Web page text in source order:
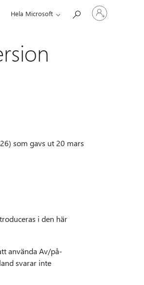
Hela Microsoft
Logga
in
som gavs ut 20 mars
i den här
använda Av/på-
svarar inte